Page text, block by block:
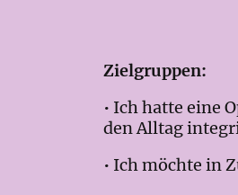
Zielgruppen:
• Ich hatte eine
den Alltag
• Ich möchte in